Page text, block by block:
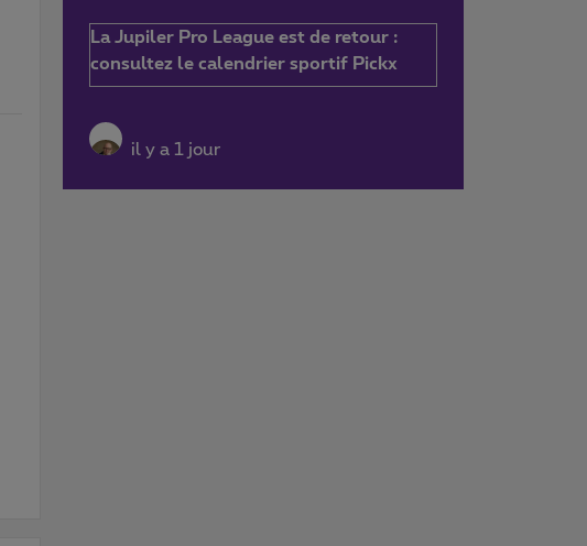
La Jupiler Pro League est de retour :
consultez le calendrier sportif Pickx
il y a 1 jour